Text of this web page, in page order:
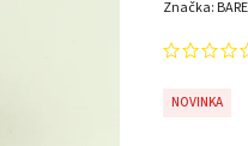
NOVINKA
Značka: